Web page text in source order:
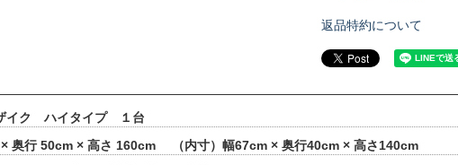
返品特約について
イク ハイタイプ １台
× 奥行 50cm × 高さ 160cm （内寸）幅67cm × 奥行40cm × 高さ140cm